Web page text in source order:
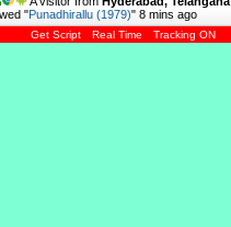
"Punadhirallu (1979)" 8 mins ago
Get Script Real Time Tracking ON